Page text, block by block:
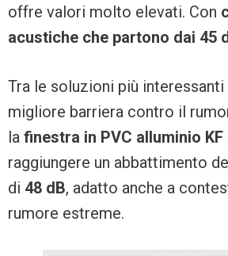
offre valori molto elevati. Con
acustiche che partono dai 45
Tra le soluzioni più
migliore barriera contro il
la finestra in PVC alluminio KF
raggiungere un abbattimento
di 48 dB, adatto anche a
rumore estreme.